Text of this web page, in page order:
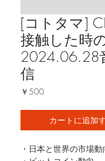
[コトタマ]
接触した時
2024.06.28
信
￥500価
カートに追加
・日本と世界の市場動